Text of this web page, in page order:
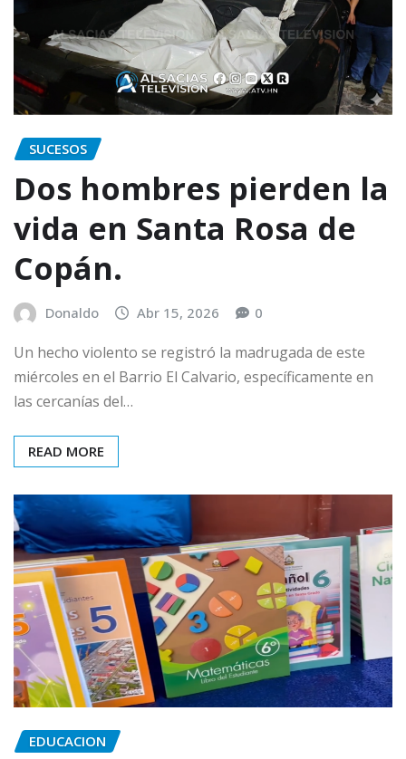
SUCESOS
Dos hombres pierden la
vida en Santa Rosa de
Copán.
Donaldo Abr 15, 2026 0
Un hecho violento se registró la madrugada de este
miércoles en el Barrio El Calvario, específicamente en
las cercanías del…
READ MORE
EDUCACION